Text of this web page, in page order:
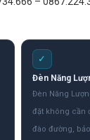
✓
Đèn Năng
Đèn Năng
đặt không cần
đào đường,